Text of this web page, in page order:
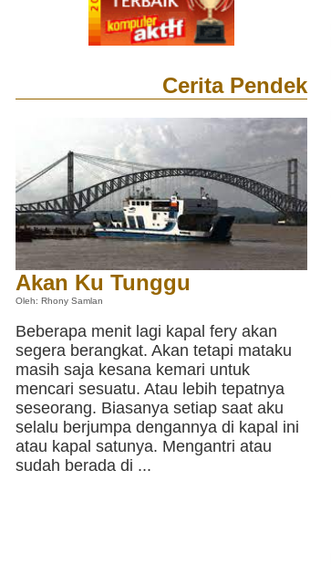
Cerita Pendek
Akan Ku Tunggu
Oleh: Rhony Samlan
Beberapa menit lagi kapal fery akan
segera berangkat. Akan tetapi mataku
masih saja kesana kemari untuk
mencari sesuatu. Atau lebih tepatnya
seseorang. Biasanya setiap saat aku
selalu berjumpa dengannya di kapal ini
atau kapal satunya. Mengantri atau
sudah berada di ...